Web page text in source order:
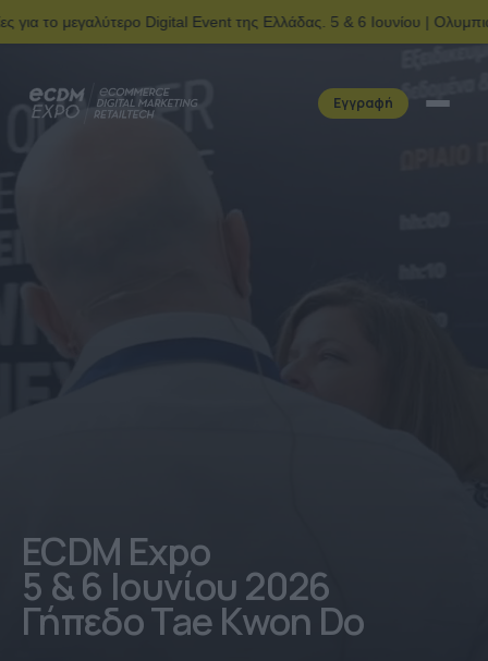
Digital Event της Ελλάδας. 5 & 6 Ιουνίου | Ολυμπιακό Kέντρο
Εγγραφή
ECDM Expo
5 & 6 Ιουνίου 2026
Γήπεδο Tae Kwon Do